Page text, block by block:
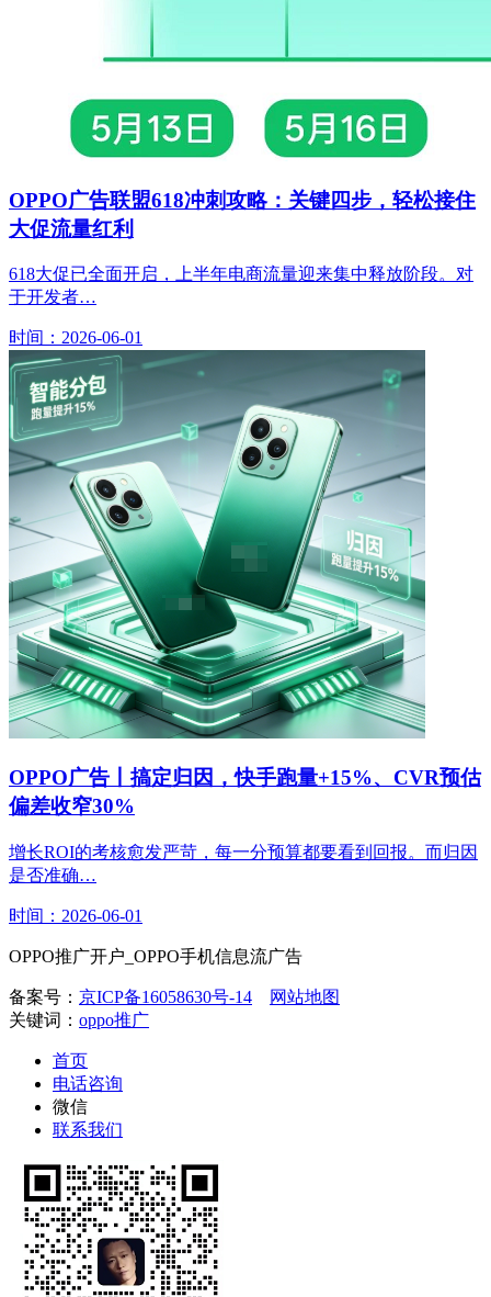
OPPO广告联盟618冲刺攻略：关键四步，轻松接住
大促流量红利
618大促已全面开启，上半年电商流量迎来集中释放阶段。对
于开发者…
时间：2026-06-01
OPPO广告丨搞定归因，快手跑量+15%、CVR预估
偏差收窄30%
增长ROI的考核愈发严苛，每一分预算都要看到回报。而归因
是否准确…
时间：2026-06-01
OPPO推广开户_OPPO手机信息流广告
备案号： 京ICP备16058630号-14
网站地图
关键词： oppo推广
首页
电话咨询
微信
联系我们